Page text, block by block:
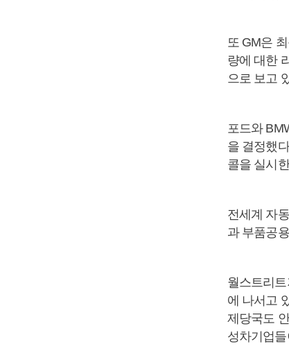
또 GM은
량에 대한
으로 보고
포드와
을 결정했
콜을 실시
전세계 자
과 부품공
월스트리
에 나서고
제당국도
성차기업